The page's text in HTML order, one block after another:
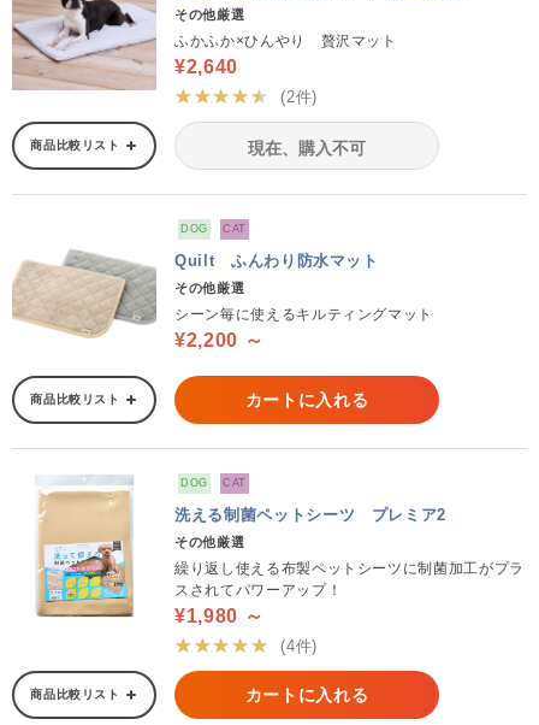
その他厳選
ふかふか×ひんやり 贅沢マット
¥2,640
★★★★★
(2件)
商品比較リスト 現在、購入不可
DOG CAT
Quilt ふんわり防水マット
その他厳選
シーン毎に使えるキルティングマット
¥2,200 ～
商品比較リスト カートに入れる
DOG CAT
洗える制菌ペットシーツ プレミア2
その他厳選
繰り返し使える布製ペットシーツに制菌加工がプラ
スされてパワーアップ！
¥1,980 ～
★★★★★
(4件)
商品比較リスト カートに入れる